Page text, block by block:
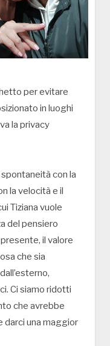
per evitare
in luoghi
la privacy
con la
la velocità e il
Tiziana vuole
del pensiero
il valore
che sia
Ci siamo ridotti
che avrebbe
darci una maggior